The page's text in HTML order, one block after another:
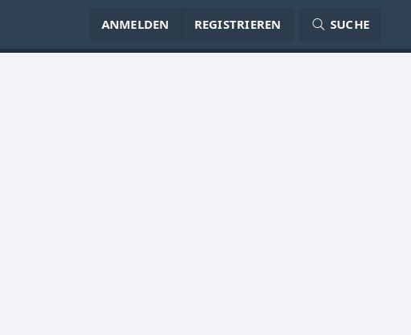
ANMELDEN REGISTRIEREN SUCHE